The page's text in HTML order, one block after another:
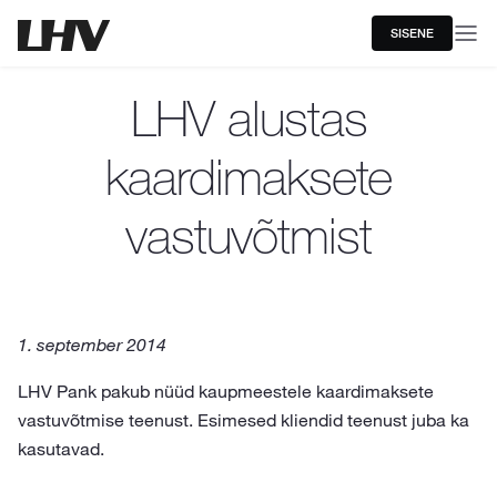
SISENE
LHV alustas
kaardimaksete
vastuvõtmist
1. september 2014
LHV Pank pakub nüüd kaupmeestele kaardimaksete
vastuvõtmise teenust. Esimesed kliendid teenust juba ka
kasutavad.